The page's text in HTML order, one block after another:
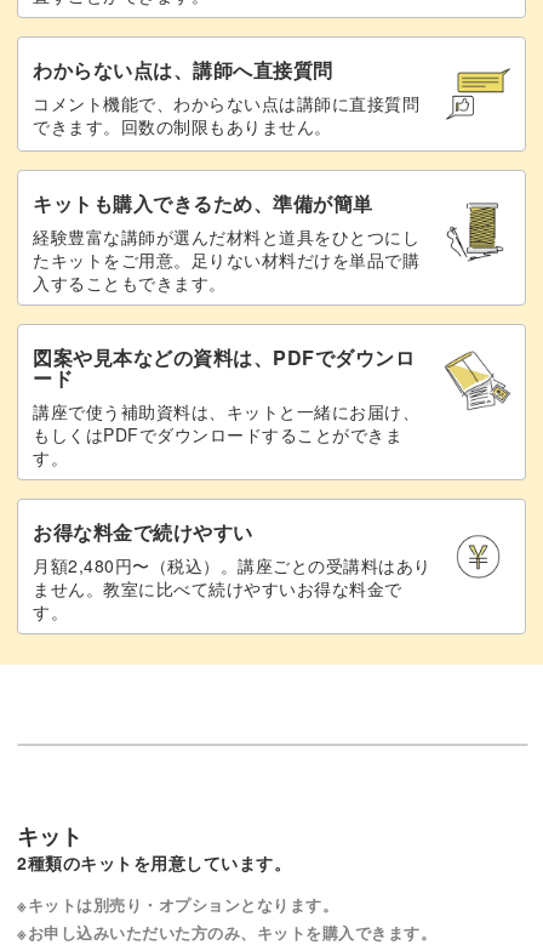
わからない点は、講師へ直接質問
コメント機能で、わからない点は講師に直接質問
できます。回数の制限もありません。
キットも購入できるため、準備が簡単
経験豊富な講師が選んだ材料と道具をひとつにし
たキットをご用意。足りない材料だけを単品で購
入することもできます。
図案や見本などの資料は、PDFでダウンロ
ード
講座で使う補助資料は、キットと一緒にお届け、
もしくはPDFでダウンロードすることができま
す。
お得な料金で続けやすい
月額2,480円〜（税込）。講座ごとの受講料はあり
ません。教室に比べて続けやすいお得な料金で
す。
キット
2種類のキットを用意しています。
※キットは別売り・オプションとなります。
※お申し込みいただいた方のみ、キットを購入できます。